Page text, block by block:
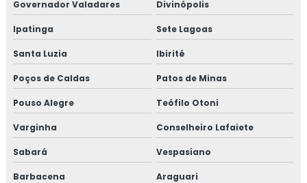
Isolamento térmico interno
Isolamento térmico offshore
Isolamento térmico para container
Isolamento térmico para funilaria industrial
Isolamento térmico para galpão
Governador Valadares Divinópolis
Ipatinga Sete Lagoas
Santa Luzia Ibirité
Poços de Caldas Patos de Minas
Pouso Alegre Teófilo Otoni
Varginha Conselheiro Lafaiete
Sabará Vespasiano
Barbacena Araguari